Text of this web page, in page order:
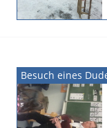
Besuch eines